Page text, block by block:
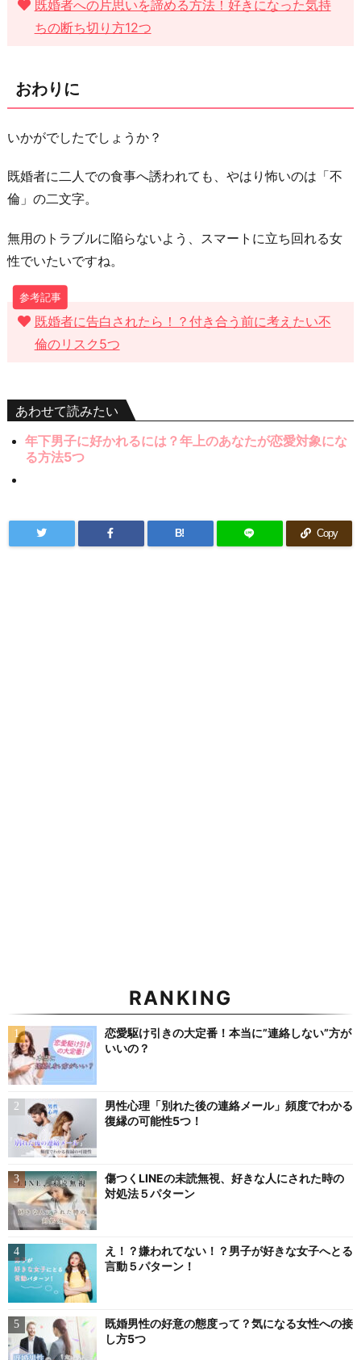
既婚者への片思いを諦める方法！好きになった気持
ちの断ち切り方12つ
おわりに
いかがでしたでしょうか？
既婚者に二人での食事へ誘われても、やはり怖いのは「不
倫」の二文字。
無用のトラブルに陥らないよう、スマートに立ち回れる女
性でいたいですね。
既婚者に告白されたら！？付き合う前に考えたい不
倫のリスク5つ
あわせて読みたい
年下男子に好かれるには？年上のあなたが恋愛対象にな
る方法5つ
B! Copy
RANKING
恋愛駆け引きの大定番！本当に”連絡しない”方が
いいの？
男性心理「別れた後の連絡メール」頻度でわかる
復縁の可能性5つ！
傷つくLINEの未読無視、好きな人にされた時の
対処法５パターン
え！？嫌われてない！？男子が好きな女子へとる
言動５パターン！
既婚男性の好意の態度って？気になる女性への接
し方5つ